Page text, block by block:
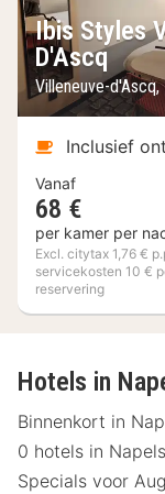
Ibis Styles
D'Ascq
Villeneuve-d'Ascq,
Inclusief
Vanaf
68 €
per kamer per
Excl. citytax 1,76 €
servicekosten 10 €
reservering
Hotels in
Binnenkort in
0 hotels in
Specials voor